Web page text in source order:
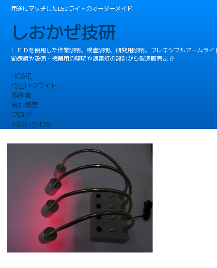
用途にマッチしたLEDライトのオーダーメイド
しおかぜ技研
ＬＥＤを使用した作業照明、検査照明、研究用照明、フレキシブルアームライ
顕微鏡や設備・機器用の照明や読書灯の設計から製造販売まで
HOME
特注LEDライト
事例集
会社概要
ブログ
お問い合わせ